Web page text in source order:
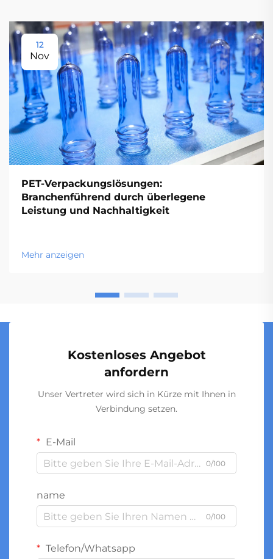
12
Nov
PET-Verpackungslösungen:
Branchenführend durch überlegene
Leistung und Nachhaltigkeit
Mehr anzeigen
Kostenloses Angebot
anfordern
Unser Vertreter wird sich in Kürze mit Ihnen in
Verbindung setzen.
E-Mail
0/100
name
0/100
Telefon/Whatsapp